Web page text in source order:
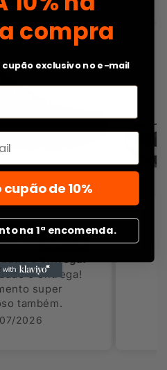
Taiane Caren Carvalho Chaves
e entrega!
e entrega!
super
também.
comprar mais
2026
compra
exclusivo no e-mail
de 10%
na 1ª encomenda.